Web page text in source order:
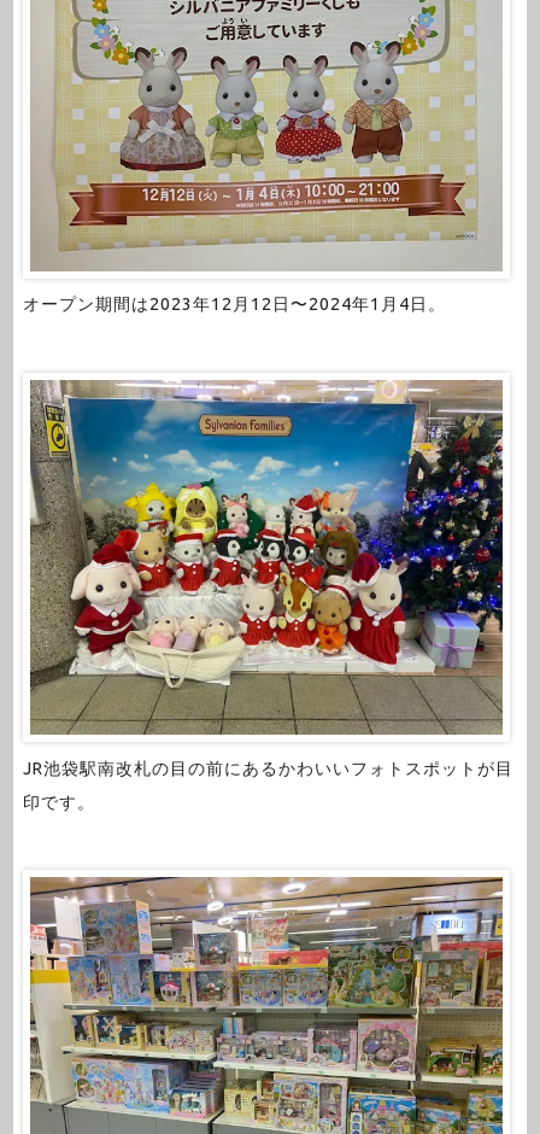
オープン期間は2023年12月12日〜2024年1月4日。
JR池袋駅南改札の目の前にあるかわいいフォトスポットが目
印です。